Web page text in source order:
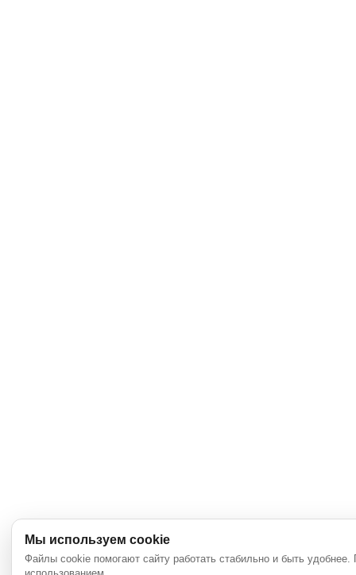
Мы используем cookie
Файлы cookie помогают сайту работать стабильно и быть